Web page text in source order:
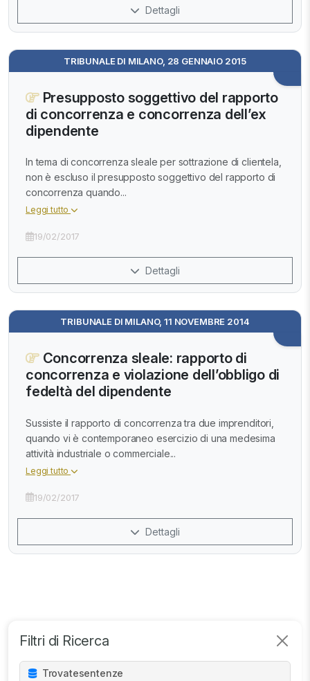
Filtri di Ricerca
Trovatesentenze
Dettagli
TRIBUNALE DI MILANO, 28 GENNAIO 2015
Presupposto soggettivo del rapporto
di concorrenza e concorrenza dell’ex
dipendente
In tema di concorrenza sleale per sottrazione di clientela,
non è escluso il presupposto soggettivo del rapporto di
concorrenza quando...
Leggi tutto
19/02/2017
Dettagli
TRIBUNALE DI MILANO, 11 NOVEMBRE 2014
Concorrenza sleale: rapporto di
concorrenza e violazione dell’obbligo di
fedeltà del dipendente
Sussiste il rapporto di concorrenza tra due imprenditori,
quando vi è contemporaneo esercizio di una medesima
attività industriale o commerciale...
Leggi tutto
19/02/2017
Dettagli